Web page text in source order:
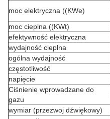
moc elektryczna ((KWe)
moc cieplna ((KWt)
efektywność elektryczna
wydajność cieplna
ogólna wydajność
częstotliwość
napięcie
Ciśnienie wprowadzane do
gazu
wymiar (przezwoj dźwiękowy)